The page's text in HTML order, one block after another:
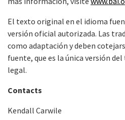
El texto original en el idioma
versión oficial autorizada. Las
como adaptación y deben
fuente, que es la única versión
legal.
Contacts
Kendall Carwile